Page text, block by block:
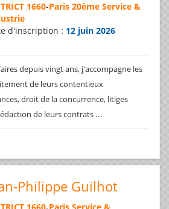
1660-Paris 20ème Service &
d'inscription : 12 juin 2026
depuis vingt ans, j'accompagne les
de leurs contentieux
droit de la concurrence, litiges
de leurs contrats ...
Philippe Guilhot